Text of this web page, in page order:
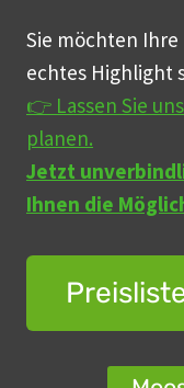
Sie möchten
echtes Highlight
👉 Lassen Sie
planen.
Jetzt
Ihnen die